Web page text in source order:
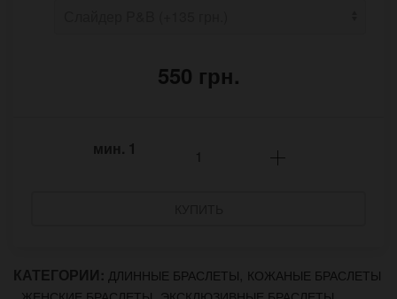
550 грн.
мин. 1
КАТЕГОРИИ: ДЛИННЫЕ БРАСЛЕТЫ, КОЖАНЫЕ БРАСЛЕТЫ